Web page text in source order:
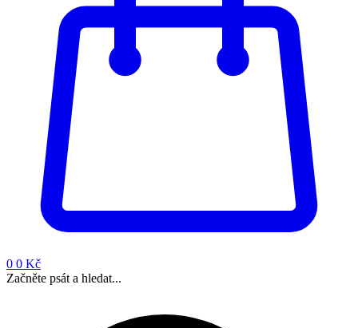
0 0 Kč
Začněte psát a hledat...